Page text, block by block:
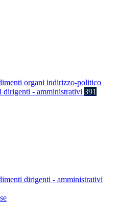
organi indirizzo-politico
dirigenti - amministrativi 391
dirigenti - amministrativi